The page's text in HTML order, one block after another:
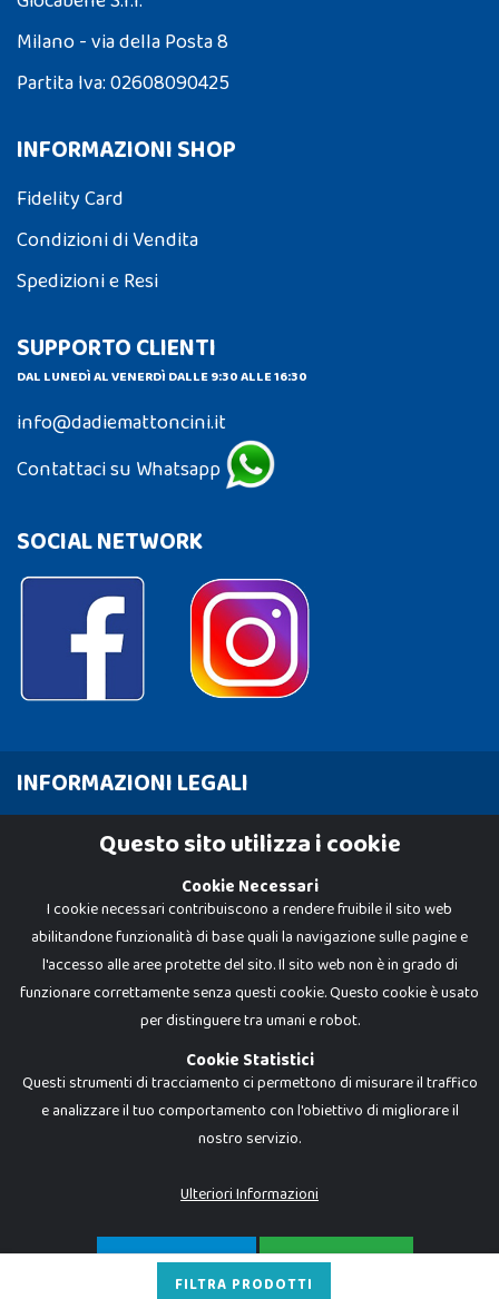
FILTRA PRODOTTI
Milano - via della Posta 8
Partita Iva: 02608090425
INFORMAZIONI SHOP
Fidelity Card
Condizioni di Vendita
Spedizioni e Resi
SUPPORTO CLIENTI
DAL LUNEDÌ AL VENERDÌ DALLE 9:30 ALLE 16:30
info@dadiemattoncini.it
Contattaci su Whatsapp
SOCIAL NETWORK
INFORMAZIONI LEGALI
Cookie Policy
Dadi e Mattoncini è un brand di Giocabene Srl. Ogni riproduzione o utilizzo non
I prezzi e le promozioni pubblicate potrebbero differire da quanto esposto in
P.IVA 02608090425 - REA AN201199 - C.S. 10.000 i.v.
Questo sito utilizza i cookie
Cookie Necessari
I cookie necessari contribuiscono a rendere fruibile il sito web
abilitandone funzionalità di base quali la navigazione sulle pagine e
l'accesso alle aree protette del sito. Il sito web non è in grado di
funzionare correttamente senza questi cookie. Questo cookie è usato
per distinguere tra umani e robot.
Cookie Statistici
Questi strumenti di tracciamento ci permettono di misurare il traffico
e analizzare il tuo comportamento con l'obiettivo di migliorare il
nostro servizio.
Ulteriori Informazioni
SOLO NECESSARI ACCETTA TUTTO